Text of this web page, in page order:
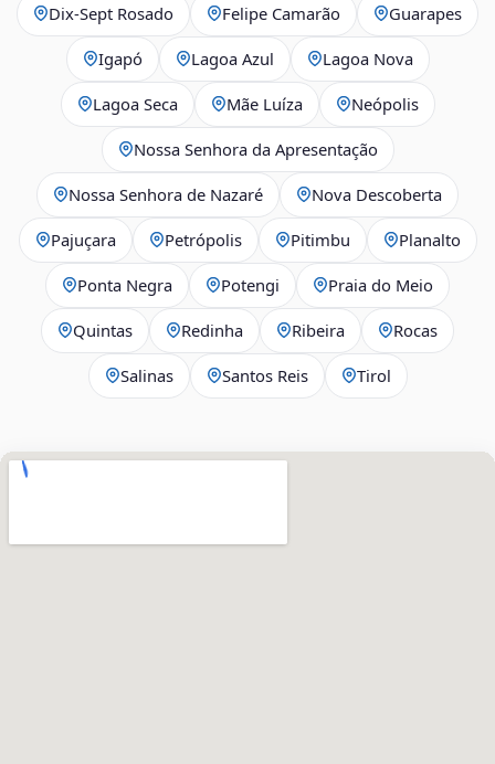
Dix‑Sept Rosado Felipe Camarão Guarapes
Igapó Lagoa Azul Lagoa Nova
Lagoa Seca Mãe Luíza Neópolis
Nossa Senhora da Apresentação
Nossa Senhora de Nazaré Nova Descoberta
Pajuçara Petrópolis Pitimbu Planalto
Ponta Negra Potengi Praia do Meio
Quintas Redinha Ribeira Rocas
Salinas Santos Reis Tirol